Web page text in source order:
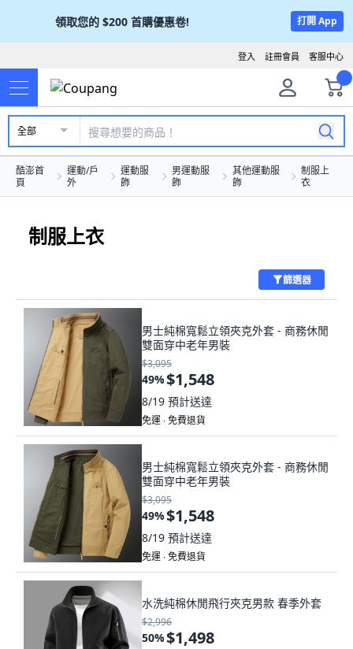
領取您的 $200 首購優惠卷! 打開 App
客服中心
註冊會員
登入
全部
酷澎首
頁
運動/戶
外
運動服
飾
男運動服
飾
其他運動服
飾
制服上
衣
制服上衣
篩選器
男士純棉寬鬆立領夾克外套 - 商務休閒
雙面穿中老年男裝
$3,095
49%$1,548
8/19 預計送達
免運 ∙ 免費退貨
男士純棉寬鬆立領夾克外套 - 商務休閒
雙面穿中老年男裝
$3,095
49%$1,548
8/19 預計送達
免運 ∙ 免費退貨
水洗純棉休閒飛行夾克男款 春季外套
$2,996
50%$1,498